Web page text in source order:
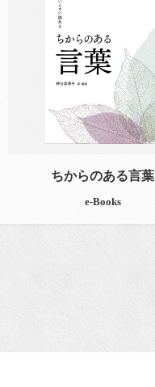
ちからのある言葉
e-Books